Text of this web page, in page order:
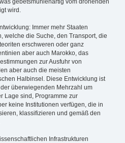
wird.
Immer mehr Staaten
welche die Suche, den Transport, die
erschweren oder ganz
aber auch Marokko, das
zur Ausfuhr von
aber auch die meisten
Halbinsel. Diese Entwicklung ist
überwiegenden Mehrzahl um
Lage sind, Programme zur
keine Institutionen verfügen, die in
klassifizieren und gemäß den
Infrastrukturen